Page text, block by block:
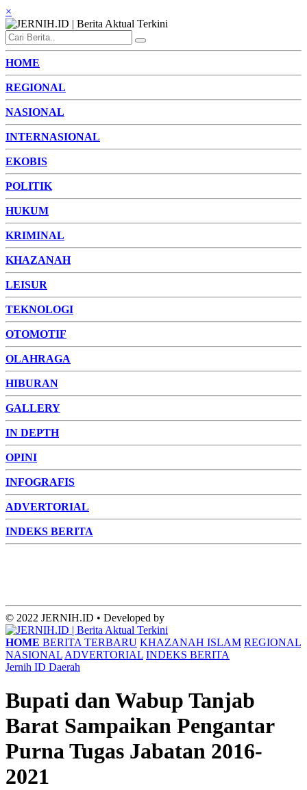
×
HOME
REGIONAL
NASIONAL
INTERNASIONAL
EKOBIS
POLITIK
HUKUM
KRIMINAL
KHAZANAH
LEISUR
TEKNOLOGI
OTOMOTIF
OLAHRAGA
HIBURAN
GALLERY
IN DEPTH
OPINI
INFOGRAFIS
ADVERTORIAL
INDEKS BERITA
© 2022 JERNIH.ID • Developed by
HOME BERITA TERBARU KHAZANAH ISLAM REGIONAL
NASIONAL ADVERTORIAL INDEKS BERITA
Jernih ID Daerah
Bupati dan Wabup Tanjab
Barat Sampaikan Pengantar
Purna Tugas Jabatan 2016-
2021